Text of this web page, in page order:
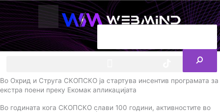
Skip
to
content
c
e
b
s
t
a
g
u
t
o
-
n
k
Search
Во Охрид и Струга СКОПСКО ја стартува инсентив програмата за
екстра поени преку Екомак апликацијата
Во годината кога СКОПСКО слави 100 години, активностите во